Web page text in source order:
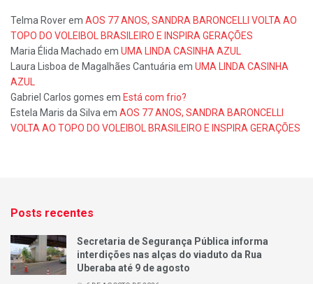
Telma Roverem AOS 77 ANOS, SANDRA BARONCELLI VOLTA AO
TOPO DO VOLEIBOL BRASILEIRO E INSPIRA GERAÇÕES
Maria Élida Machado em UMA LINDA CASINHA AZUL
Laura Lisboa de Magalhães Cantuária em UMA LINDA CASINHA
AZUL
Gabriel Carlos gomes em Está com frio?
Estela Maris da Silva em AOS 77 ANOS, SANDRA BARONCELLI
VOLTA AO TOPO DO VOLEIBOL BRASILEIRO E INSPIRA GERAÇÕES
Posts recentes
Secretaria de Segurança Pública informa
interdições nas alças do viaduto da Rua
Uberaba até 9 de agosto